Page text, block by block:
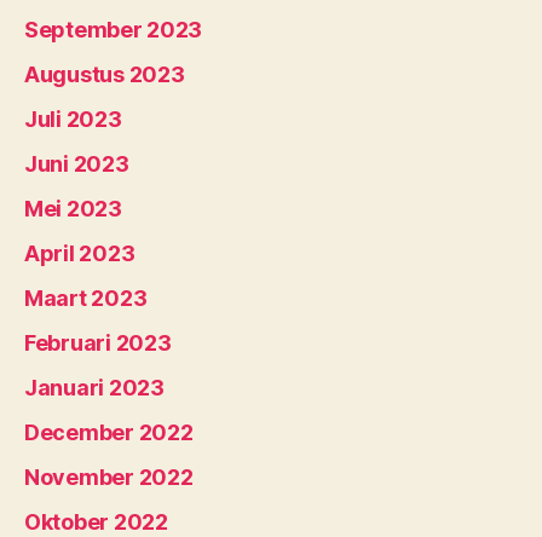
September 2023
Augustus 2023
Juli 2023
Juni 2023
Mei 2023
April 2023
Maart 2023
Februari 2023
Januari 2023
December 2022
November 2022
Oktober 2022